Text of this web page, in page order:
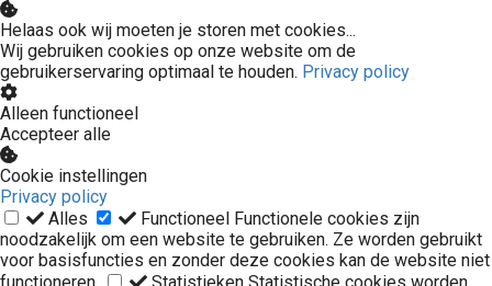
Helaas ook wij moeten je storen met cookies...
Wij gebruiken cookies op onze website om de
gebruikerservaring optimaal te houden. Privacy policy
Alleen functioneel
Accepteer alle
Cookie instellingen
Privacy policy
Alles
Functioneel Functionele cookies zijn
noodzakelijk om een website te gebruiken. Ze worden gebruikt
voor basisfuncties en zonder deze cookies kan de website niet